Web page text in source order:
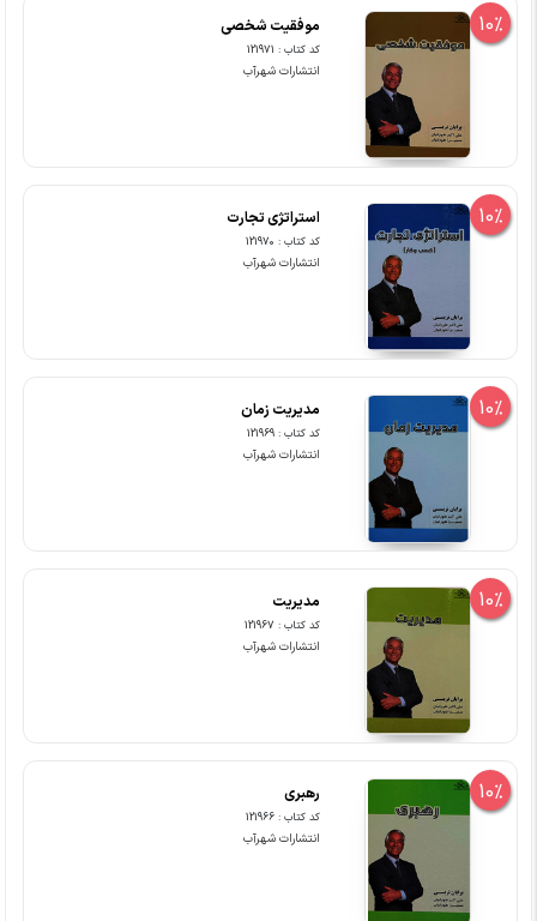
10% موفقیت شخصی
کد کتاب : 121971
انتشارات شهرآب
10% استراتژی تجارت
کد کتاب : 121970
انتشارات شهرآب
10% مدیریت زمان
کد کتاب : 121969
انتشارات شهرآب
10% مدیریت
کد کتاب : 121967
انتشارات شهرآب
10% رهبری
کد کتاب : 121966
انتشارات شهرآب